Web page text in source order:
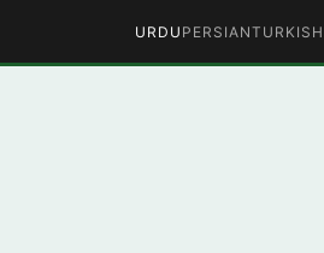
TURKISH
PERSIAN
URDU